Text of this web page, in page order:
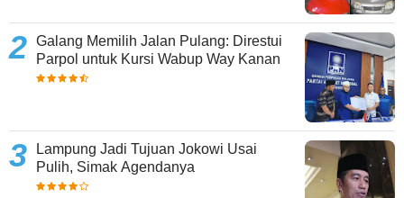
Galang Memilih Jalan Pulang: Direstui
Parpol untuk Kursi Wabup Way Kanan
Lampung Jadi Tujuan Jokowi Usai
Pulih, Simak Agendanya